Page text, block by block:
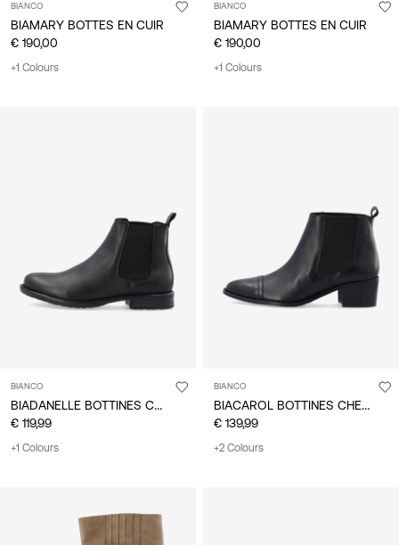
BIANCO
BIAMARY BOTTES EN CUIR
€ 190,00
+1 Colours
BIANCO
BIAMARY BOTTES EN CUIR
€ 190,00
+1 Colours
BIANCO
BIADANELLE BOTTINES CHELSEA
€ 119,99
+1 Colours
BIANCO
BIACAROL BOTTINES CHELSEA
€ 139,99
+2 Colours